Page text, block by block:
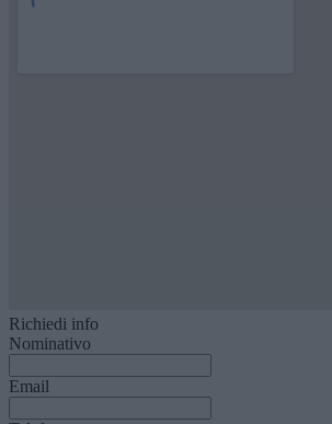
Richiedi info
Nominativo
Email